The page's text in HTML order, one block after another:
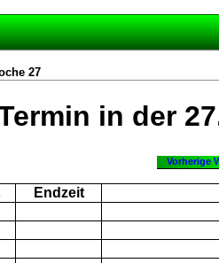
27
in der
Vorherige
Endzeit